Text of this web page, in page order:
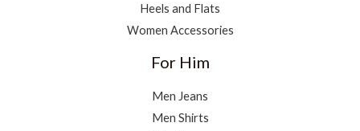
Heels and Flats
Women Accessories
For Him
Men Jeans
Men Shirts